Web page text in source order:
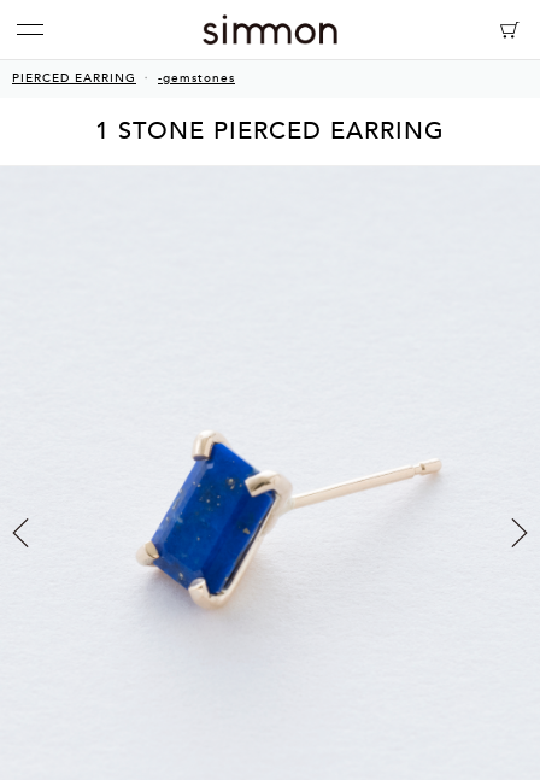
PIERCED EARRING -gemstones
1 STONE PIERCED EARRING